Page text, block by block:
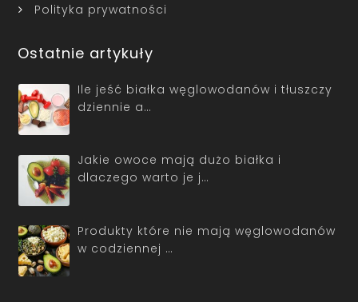
Polityka prywatności
Ostatnie artykuły
Ile jeść białka węglowodanów i tłuszczy
dziennie a…
Jakie owoce mają dużo białka i
dlaczego warto je j…
Produkty które nie mają węglowodanów
w codziennej …